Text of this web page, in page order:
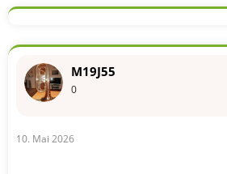
k
o
e
n
M19J55
0
10. Mai 2026